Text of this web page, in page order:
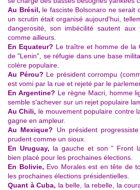
Au Brésil, le fasciste Bolsonaro ne serait
un scrutin était organisé aujourd'hui,
dangerosité, son imbécilité sautent
comme ailleurs.
En Equateur? Le traître et homme de la
de "Lenin", se réfugie dans une base
colère populaire.
Au Pérou? Le président corrompu
est vomi par la rue et rejeté par le
En Argentine? Le règne Macri, homme
semble s'achever sur un rejet populaire
Au Chili, le mouvement populaire contre
gagne en ampleur.
Au Mexique? Un président
prudent comme un sioux.
En Uruguay, la gauche et son " Front
bien placé pour les prochaines élections.
En Bolivie, Evo Morales est en tête de
les prochaines élections présidentielles.
Quant à Cuba, la belle, la rebelle, la